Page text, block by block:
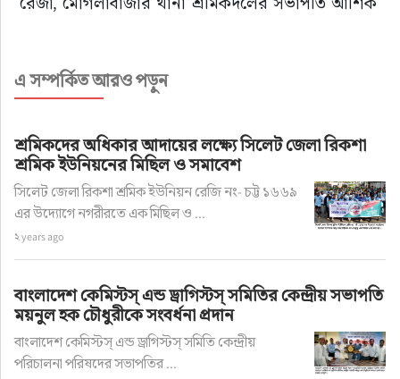
সভাপতি মো. তাজিদুর রহমান তাজুল প্রমুখ। মিছিল ও
নেতাকর্মীরা উপস্থিত ছিলেন।
সমাবেশে বক্তারা হুশিয়ারী উচ্চারণ করে বলেন আগামী ২৪
ঘন্টার মধ্যে শ্রমিকদল সিলেট জেলা শাখার সদস্য সচিব
করতে হবে। শ্রমিকরা ন্যায্য দাবি ও অধিকার আদায়ের
সঠিক আন্দোলন করতে জানেন। শ্রমিকদলের
আন্দোলনের মুখে স্বৈরাচার ফ্যাসিস্ট শেখ হাসিনা
পালিয়েছে। বক্তারা বলেন দেশের সকল সেক্টরে শ্রমিকরা
এ সম্পর্কিত আরও পড়ুন
শ্রমিকদের অধিকার আদায়ের লক্ষ্যে সিলেট জেলা রিকশা
শ্রমিক ইউনিয়নের মিছিল ও সমাবেশ
সিলেট জেলা রিকশা শ্রমিক ইউনিয়ন রেজি নং- চট্ট ১৬৬৯
এর উদ্যোগে নগরীরতে এক মিছিল ও ...
২ years ago
বাংলাদেশ কেমিস্টস্ এন্ড ড্রাগিস্টস্ সমিতির কেন্দ্রীয় সভাপতি
ময়নুল হক চৌধুরীকে সংবর্ধনা প্রদান
বাংলাদেশ কেমিস্টস্ এন্ড ড্রাগিস্টস্ সমিতি কেন্দ্রীয়
পরিচালনা পরিষদের সভাপতির ...